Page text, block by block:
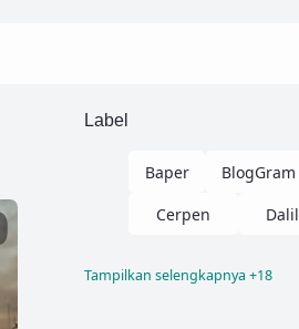
Label
Baper BlogGram
Cerpen
Dalil
Fikih Nikah
Tampilkan selengkapnya +18